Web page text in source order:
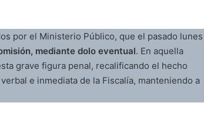
por el Ministerio Público, que el pasado lunes
mediante dolo eventual. En aquella
grave figura penal, recalificando el hecho
e inmediata de la Fiscalía, manteniendo a